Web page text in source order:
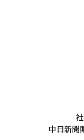
中日新聞